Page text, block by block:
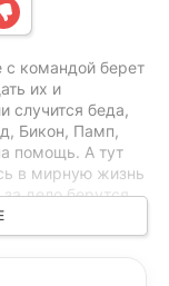
командой берет
их и
случится беда,
Бикон, Памп,
помощь. А тут
в мирную жизнь
дело берутся